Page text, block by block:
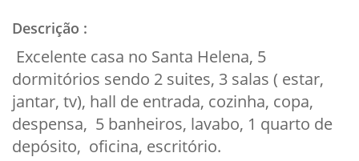
Descrição :
Excelente casa no Santa Helena, 5
dormitórios sendo 2 suites, 3 salas ( estar,
jantar, tv), hall de entrada, cozinha, copa,
despensa, 5 banheiros, lavabo, 1 quarto de
depósito, oficina, escritório.